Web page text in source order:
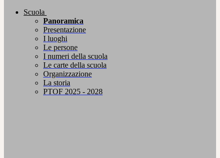
Scuola
Panoramica
Presentazione
I luoghi
Le persone
I numeri della scuola
Le carte della scuola
Organizzazione
La storia
PTOF 2025 - 2028